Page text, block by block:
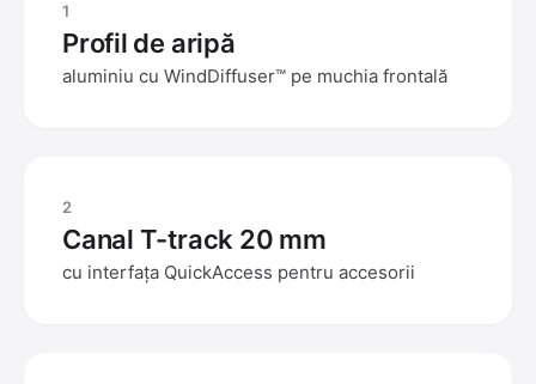
1
Profil de aripă
aluminiu cu WindDiffuser™ pe muchia frontală
2
Canal T-track 20 mm
cu interfața QuickAccess pentru accesorii